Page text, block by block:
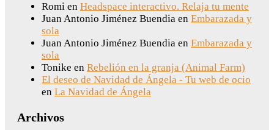
Romi en Headspace interactivo. Relaja tu mente
Juan Antonio Jiménez Buendia en Embarazada y
sola
Juan Antonio Jiménez Buendia en Embarazada y
sola
Tonike en Rebelión en la granja (Animal Farm)
El deseo de Navidad de Ángela - Tu web de ocio
en La Navidad de Ángela
Archivos